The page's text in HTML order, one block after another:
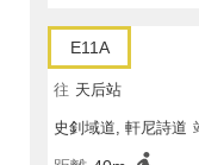
E11A
往 天后站
史釗域道, 軒尼詩道